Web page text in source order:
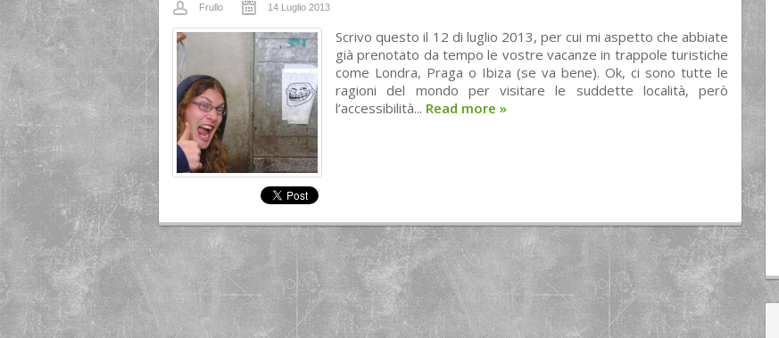
Frullo 14 Luglio 2013
Scrivo questo il 12 di luglio 2013, per cui mi aspetto che abbiate
già prenotato da tempo le vostre vacanze in trappole turistiche
come Londra, Praga o Ibiza (se va bene). Ok, ci sono tutte le
ragioni del mondo per visitare le suddette località, però
l’accessibilità... Read more »